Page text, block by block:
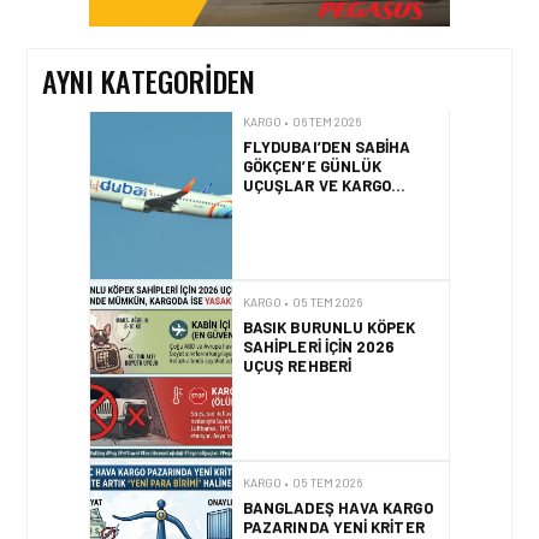
AYNI KATEGORIDEN
OLDU
FLYDUBAI’DEN SABIHA
GÖKÇEN’E GÜNLÜK
UÇUŞLAR VE KARGO
HIZMETI BAŞLADI!
BASIK BURUNLU KÖPEK
SAHIPLERI IÇIN 2026
UÇUŞ REHBERI
PAZARINDA YENI KRITER